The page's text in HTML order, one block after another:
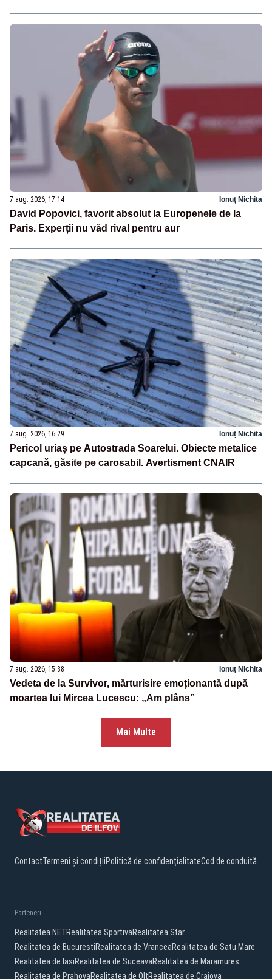
7 aug. 2026, 17:14 Ionuț Nichita
David Popovici, favorit absolut la Europenele de la
Paris. Experții nu văd rival pentru aur
7 aug. 2026, 16:29 Ionuț Nichita
Pericol uriaș pe Autostrada Soarelui. Obiecte metalice
capcană, găsite pe carosabil. Avertisment CNAIR
7 aug. 2026, 15:38 Ionuț Nichita
Vedeta de la Survivor, mărturisire emoționantă după
moartea lui Mircea Lucescu: „Am plâns”
Mai Multe
ContactTermeni și condițiiPolitică de confidențialitateCod de conduită
Parteneri:
Realitatea.NETRealitatea SportivaRealitatea Star
Realitatea de BucurestiRealitatea de VranceaRealitatea de Satu Mare
Realitatea de IasiRealitatea de SuceavaRealitatea de Maramures
Realitatea de PrahovaRealitatea de OltRealitatea de Craiova